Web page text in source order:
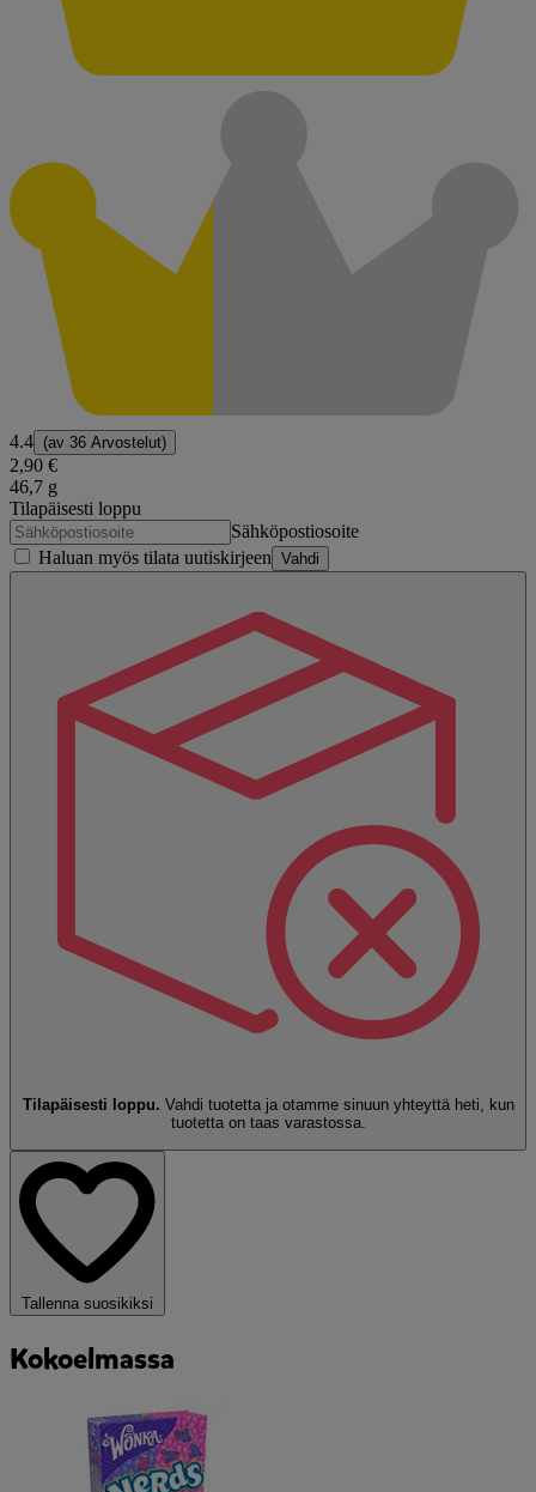
4.4 (av 36 Arvostelut)
2,90 €
46,7 g
Tilapäisesti loppu
Sähköpostiosoite
Haluan myös tilata uutiskirjeen Vahdi
Tilapäisesti loppu. Vahdi tuotetta ja otamme sinuun yhteyttä heti, kun
tuotetta on taas varastossa.
Tallenna suosikiksi
Kokoelmassa